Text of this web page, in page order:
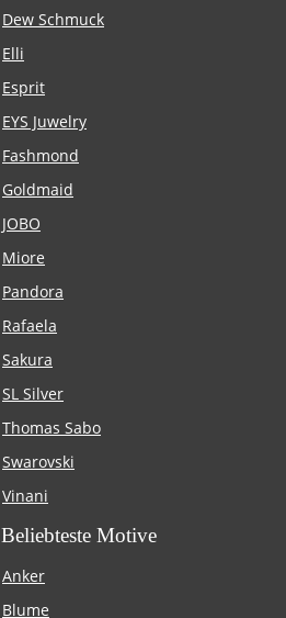
Dew Schmuck
Elli
Esprit
EYS Juwelry
Fashmond
Goldmaid
JOBO
Miore
Pandora
Rafaela
Sakura
SL Silver
Thomas Sabo
Swarovski
Vinani
Beliebteste Motive
Anker
Blume